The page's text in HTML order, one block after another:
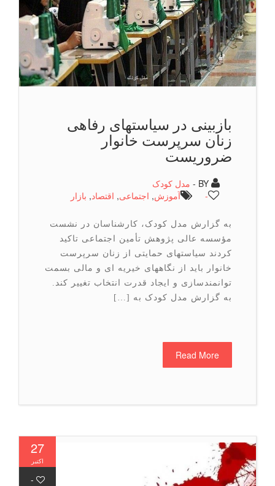
بازبینی در سیاستهای رفاهی
زنان سرپرست خانوار
ضروریست
مدل کودک
آموزش,اجتماعی ,اقتصاد ,بازار
به گزارش مدل کودک، کارشناسان در نشست
مؤسسه عالی پژوهش تأمین اجتماعی تاکید
کردند سیاستهای حمایتی از زنان سرپرست
خانوار باید از نگاههای خیریه ای و مالی بسمت
توانمندسازی و ایجاد قدرت انتخاب تغییر کند.
به گزارش مدل کودک به […]
Read More